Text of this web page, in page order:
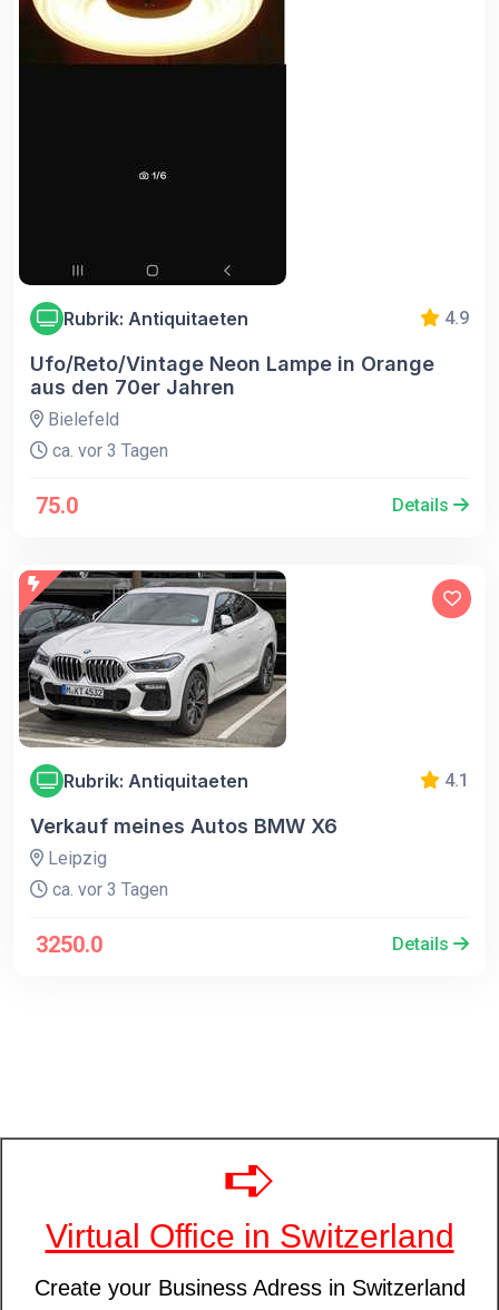
Rubrik: Antiquitaeten 4.9
Ufo/Reto/Vintage Neon Lampe in Orange
aus den 70er Jahren
Bielefeld
ca. vor 3 Tagen
75.0 Details
Rubrik: Antiquitaeten 4.1
Verkauf meines Autos BMW X6
Leipzig
ca. vor 3 Tagen
3250.0 Details